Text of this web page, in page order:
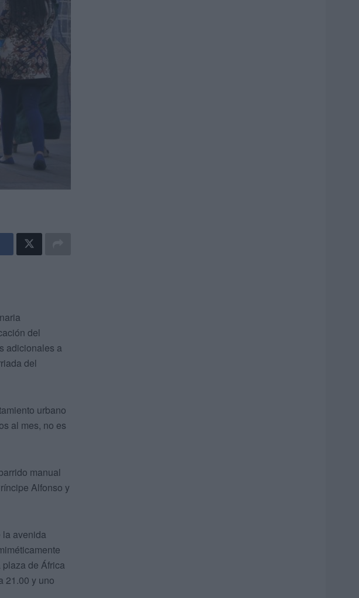
del
adicionales a
del
urbano
al mes, no es
manual
Alfonso y
la avenida
de África
21.00 y uno